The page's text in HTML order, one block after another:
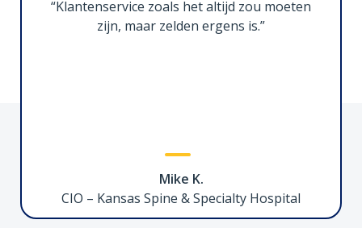
Efficiënte RS-232 connectiviteit voor serieel
apparaatbeheer over IP
“Klantenservice zoals het altijd zou moeten
zijn, maar zelden ergens is.”
Mike K.
CIO – Kansas Spine & Specialty Hospital